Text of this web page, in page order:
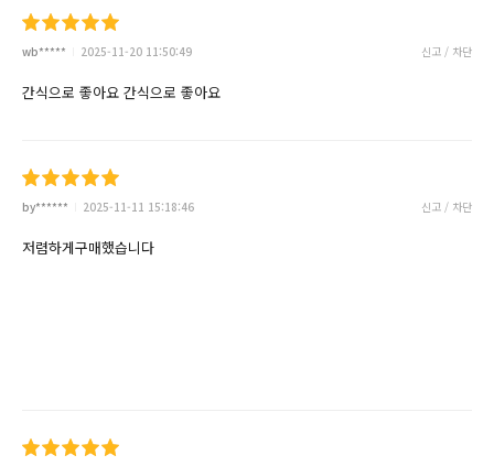
wb***** 2025-11-20 11:50:49 신고 / 차단
간식으로 좋아요 간식으로 좋아요
by****** 2025-11-11 15:18:46 신고 / 차단
저렴하게구매했습니다